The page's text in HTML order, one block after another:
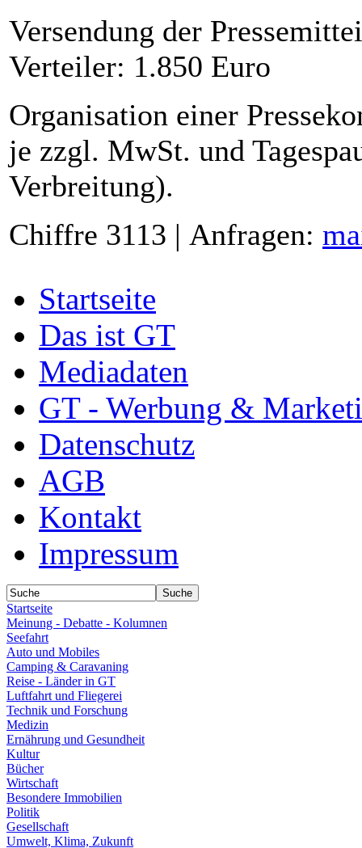
Versendung der
Verteiler: 1.850 Euro
Organisation einer
je zzgl. MwSt. und
Verbreitung).
Chiffre 3113 | Anfragen:
Startseite
Das ist GT
Mediadaten
GT - Werbung &
Datenschutz
AGB
Kontakt
Impressum
Startseite
Meinung - Debatte - Kolumnen
Seefahrt
Auto und Mobiles
Camping & Caravaning
Reise - Länder in GT
Luftfahrt und Fliegerei
Technik und Forschung
Medizin
Ernährung und Gesundheit
Kultur
Bücher
Wirtschaft
Besondere Immobilien
Politik
Gesellschaft
Umwelt, Klima, Zukunft